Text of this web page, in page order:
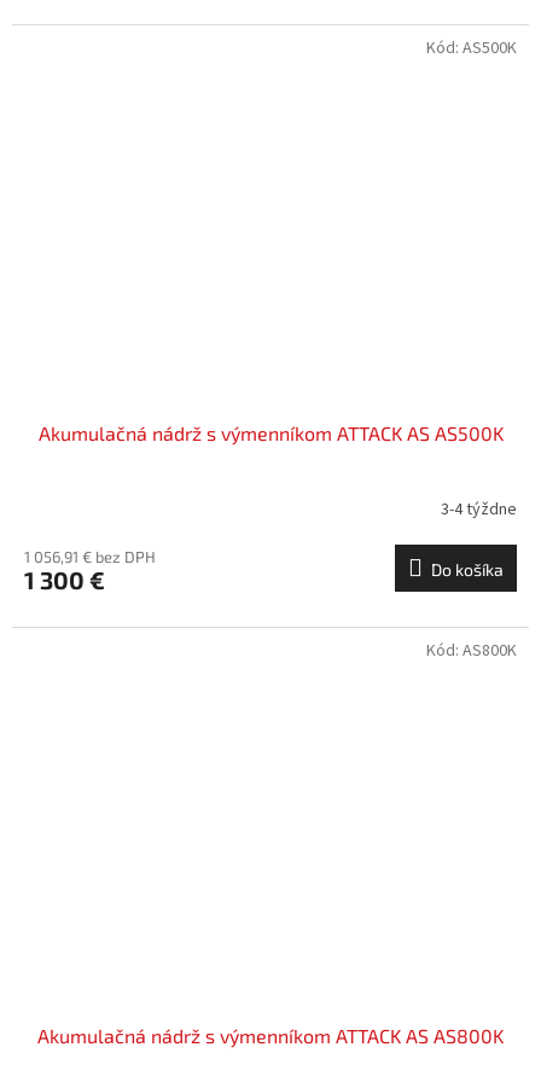
Akumulačná nádrž s výmenníkom ATTACK AS AS500K
3-4 týždne
1 056,91 € bez DPH
1 300 € Do košíka
Kód: AS500K
Akumulačná nádrž s výmenníkom ATTACK AS AS800K
Kód: AS800K